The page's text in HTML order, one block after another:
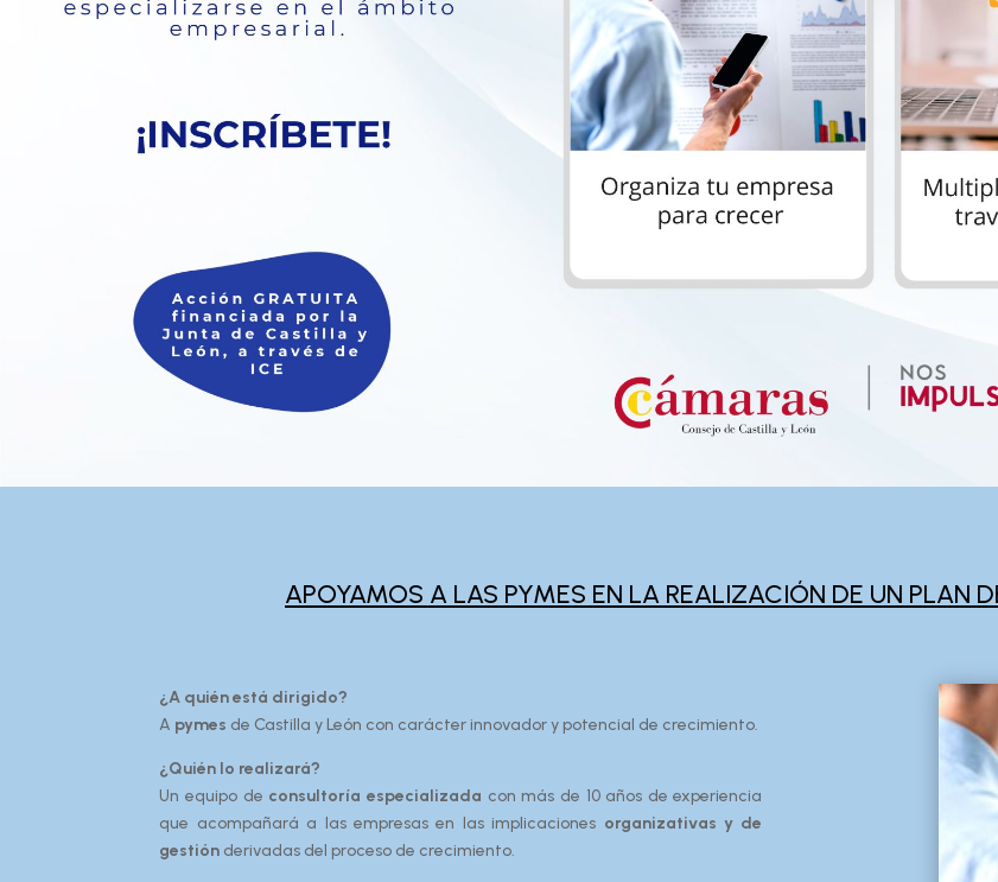
APOYAMOS A LAS PYMES EN LA REALIZACIÓN DE UN PLAN
¿A quién está dirigido?
A pymes de Castilla y León con carácter innovador y potencial de crecimiento.
¿Quién lo realizará?
Un equipo de consultoría especializada con más de 10 años de experiencia
que acompañará a las empresas en las implicaciones organizativas y de
gestión derivadas del proceso de crecimiento.